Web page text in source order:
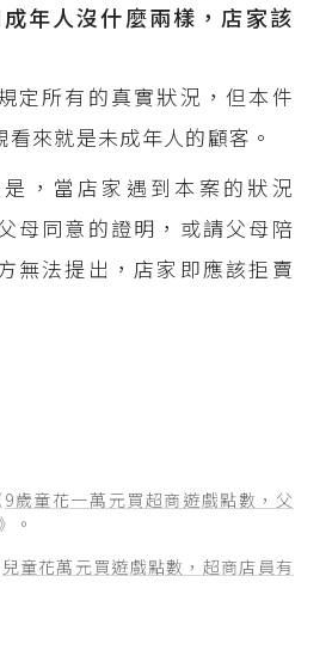
年人沒什麼兩樣，店家該
定所有的真實狀況，但本件
來就是未成年人的顧客。
，當店家遇到本案的狀況
母同意的證明，或請父母陪
無法提出，店家即應該拒賣
9歲童花一萬元買超商遊戲點數，父
。
兒童花萬元買遊戲點數，超商店員有